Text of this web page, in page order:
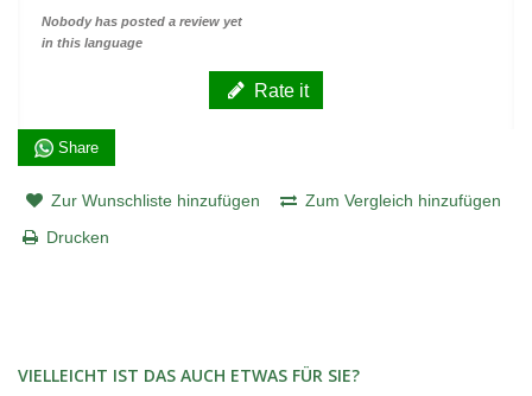
Nobody has posted a review yet
in this language
Rate it
Share
Zur Wunschliste hinzufügen
Zum Vergleich hinzufügen
Drucken
VIELLEICHT IST DAS AUCH ETWAS FÜR SIE?